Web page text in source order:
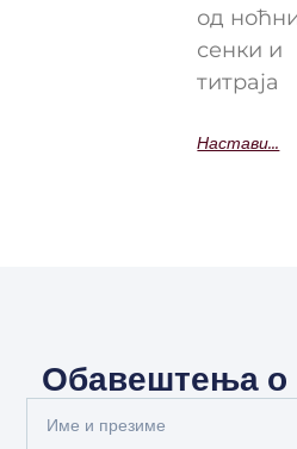
од
сенки и
титраја
Настави...
Обавештења о